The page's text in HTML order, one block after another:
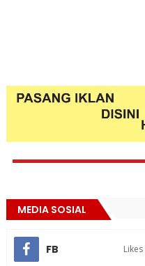
MEDIA SOSIAL
FB Likes